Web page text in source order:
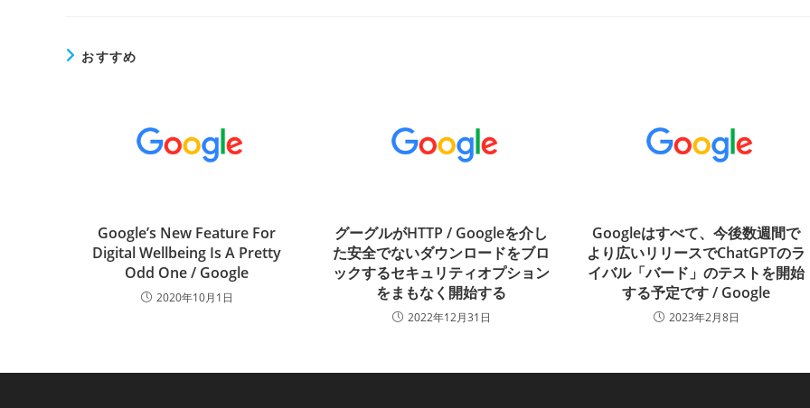
おすすめ
Google’s New Feature For
Digital Wellbeing Is A Pretty
Odd One / Google
2020年10月1日
グーグルがHTTP / Googleを介し
た安全でないダウンロードをブロ
ックするセキュリティオプション
をまもなく開始する
2022年12月31日
Googleはすべて、今後数週間で
より広いリリースでChatGPTのラ
イバル「バード」のテストを開始
する予定です / Google
2023年2月8日